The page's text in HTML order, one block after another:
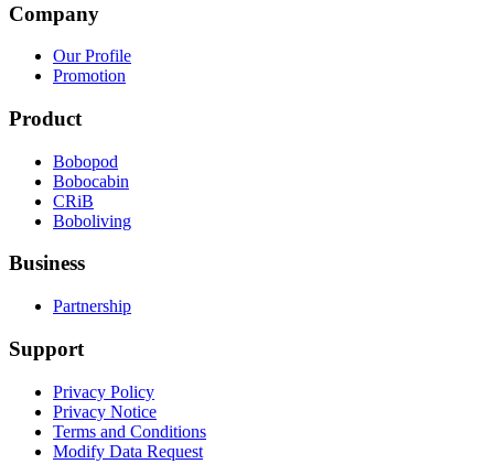
Company
Our Profile
Promotion
Product
Bobopod
Bobocabin
CRiB
Boboliving
Business
Partnership
Support
Privacy Policy
Privacy Notice
Terms and Conditions
Modify Data Request